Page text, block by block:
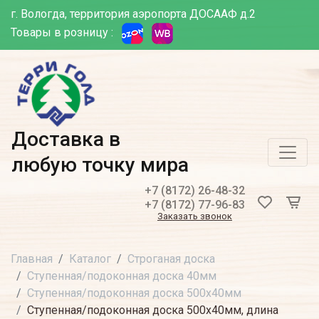
г. Вологда, территория аэропорта ДОСААФ д.2
Товары в розницу :
Доставка в
любую точку мира
+7 (8172) 26-48-32
+7 (8172) 77-96-83
Заказать звонок
Главная Каталог
Строганая доска
Ступенная/подоконная доска 40мм
Ступенная/подоконная доска 500х40мм
Ступенная/подоконная доска 500х40мм, длина